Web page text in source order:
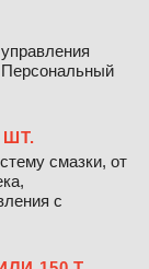
ШТ.
смазки, от
с